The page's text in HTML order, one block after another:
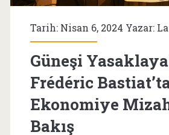
Tarih: Nisan 6, 2024 Yazar:
Güneşi
Frédéric
Ekonomiye
Bakış